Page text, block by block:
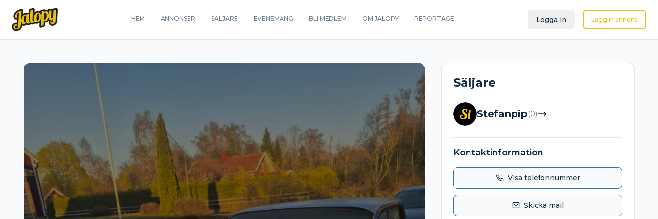
HEM ANNONSER SÄLJARE EVENEMANG BLI MEDLEM OM JALOPY REPORTAGE Logga in Lägg in annons
Säljare
St Stefanpip(0)
Kontaktinformation
Visa telefonnummer
Skicka mail